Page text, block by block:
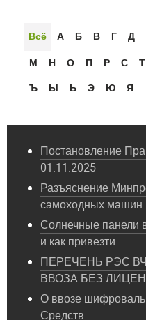
Всё А Б В Г Д
М
Н О П Р С Т
Ъ
Ы Ь Э Ю Я
Постановление
01.11.2025
Разъяснение
самоходных машин
Солнечные панели
и как привезти
ПЕРЕЧЕНЬ РЭС
ВВОЗА БЕЗ
О ввозе
Средств